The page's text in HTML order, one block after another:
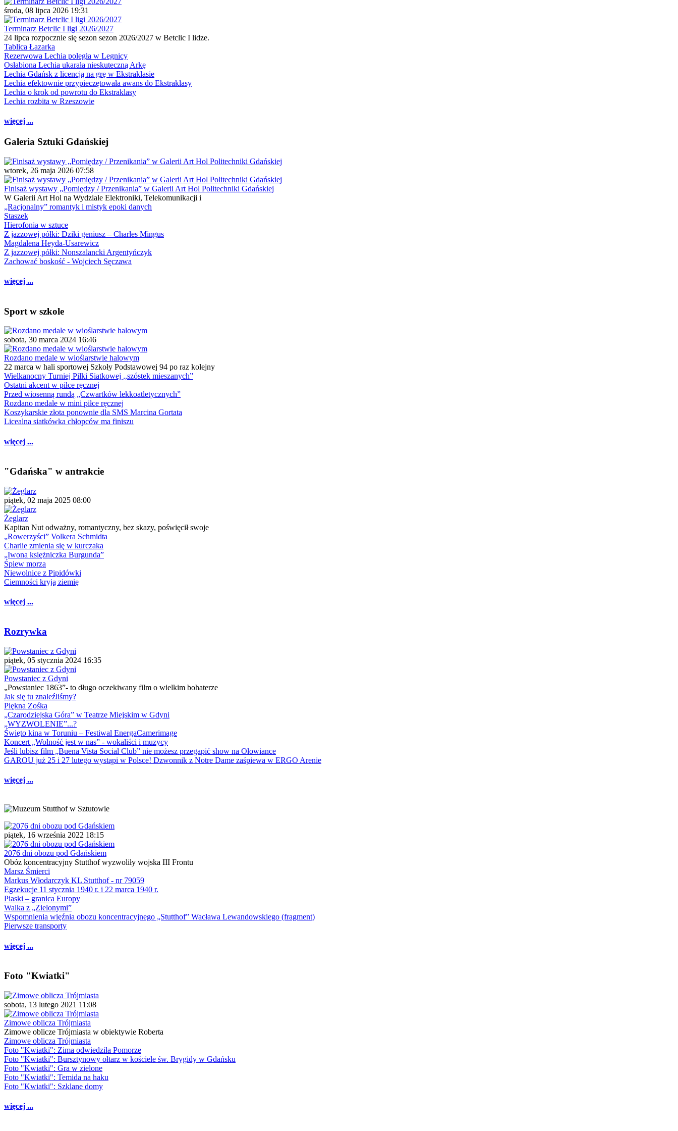
środa, 08 lipca 2026 19:31
Terminarz Betclic I ligi 2026/2027
24 lipca rozpocznie się sezon sezon 2026/2027 w Betclic I lidze.
Tablica Łazarka
Rezerwowa Lechia poległa w Legnicy
Osłabiona Lechia ukarała nieskuteczną Arkę
Lechia Gdańsk z licencją na grę w Ekstraklasie
Lechia efektownie przypieczętowała awans do Ekstraklasy
Lechia o krok od powrotu do Ekstraklasy
Lechia rozbita w Rzeszowie
więcej ...
Galeria Sztuki Gdańskiej
wtorek, 26 maja 2026 07:58
Finisaż wystawy „Pomiędzy / Przenikania” w Galerii Art Hol Politechniki Gdańskiej
W Galerii Art Hol na Wydziale Elektroniki, Telekomunikacji i
„Racjonalny” romantyk i mistyk epoki danych
Staszek
Hierofonia w sztuce
Z jazzowej półki: Dziki geniusz – Charles Mingus
Magdalena Heyda-Usarewicz
Z jazzowej półki: Nonszalancki Argentyńczyk
Zachować boskość - Wojciech Sęczawa
więcej ...
Sport w szkole
sobota, 30 marca 2024 16:46
Rozdano medale w wioślarstwie halowym
22 marca w hali sportowej Szkoły Podstawowej 94 po raz kolejny
Wielkanocny Turniej Piłki Siatkowej ,,szóstek mieszanych”
Ostatni akcent w piłce ręcznej
Przed wiosenną rundą „Czwartków lekkoatletycznych”
Rozdano medale w mini piłce ręcznej
Koszykarskie złota ponownie dla SMS Marcina Gortata
Licealna siatkówka chłopców ma finiszu
więcej ...
"Gdańska" w antrakcie
piątek, 02 maja 2025 08:00
Żeglarz
Kapitan Nut odważny, romantyczny, bez skazy, poświęcił swoje
„Rowerzyści” Volkera Schmidta
Charlie zmienia się w kurczaka
„Iwona księżniczka Burgunda”
Śpiew morza
Niewolnice z Pipidówki
Ciemności kryją ziemię
więcej ...
Rozrywka
piątek, 05 stycznia 2024 16:35
Powstaniec z Gdyni
„Powstaniec 1863”- to długo oczekiwany film o wielkim bohaterze
Jak się tu znaleźliśmy?
Piękna Zośka
„Czarodziejska Góra” w Teatrze Miejskim w Gdyni
„WYZWOLENIE”...?
Święto kina w Toruniu – Festiwal EnergaCamerimage
Koncert „Wolność jest w nas” - wokaliści i muzycy
Jeśli lubisz film „Buena Vista Social Club” nie możesz przegapić show na Ołowiance
GAROU już 25 i 27 lutego wystąpi w Polsce! Dzwonnik z Notre Dame zaśpiewa w ERGO Arenie
więcej ...
piątek, 16 września 2022 18:15
2076 dni obozu pod Gdańskiem
Obóz koncentracyjny Stutthof wyzwoliły wojska III Frontu
Marsz Śmierci
Markus Włodarczyk KL Stutthof - nr 79059
Egzekucje 11 stycznia 1940 r. i 22 marca 1940 r.
Piaski – granica Europy
Walka z „Zielonymi”
Wspomnienia więźnia obozu koncentracyjnego „Stutthof” Wacława Lewandowskiego (fragment)
Pierwsze transporty
więcej ...
Foto "Kwiatki"
sobota, 13 lutego 2021 11:08
Zimowe oblicza Trójmiasta
Zimowe oblicze Trójmiasta w obiektywie Roberta
Zimowe oblicza Trójmiasta
Foto "Kwiatki": Zima odwiedziła Pomorze
Foto "Kwiatki": Bursztynowy ołtarz w kościele św. Brygidy w Gdańsku
Foto "Kwiatki": Gra w zielone
Foto "Kwiatki": Temida na haku
Foto "Kwiatki": Szklane domy
więcej ...